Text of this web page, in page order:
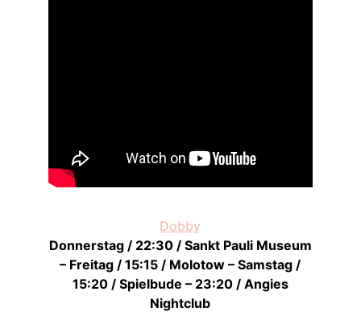
Dobby
Donnerstag / 22:30 / Sankt Pauli Museum
– Freitag / 15:15 / Molotow – Samstag /
15:20 / Spielbude – 23:20 / Angies
Nightclub